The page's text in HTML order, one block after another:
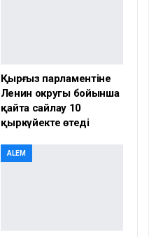
Қырғыз парламентіне
Ленин округы бойынша
қайта сайлау 10
қыркүйекте өтеді
ALEM